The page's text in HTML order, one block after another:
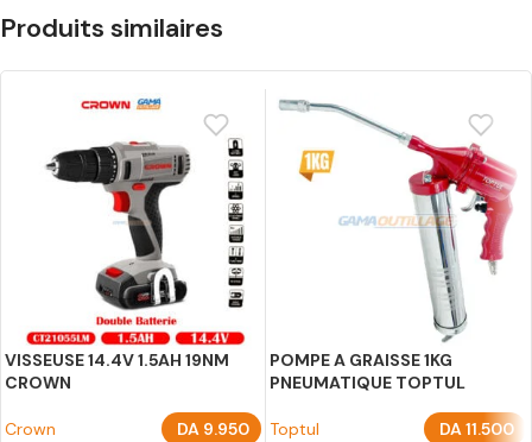
Produits similaires
VISSEUSE 14.4V 1.5AH 19NM
CROWN
Crown DA 9.950
POMPE A GRAISSE 1KG
PNEUMATIQUE TOPTUL
Toptul DA11.500